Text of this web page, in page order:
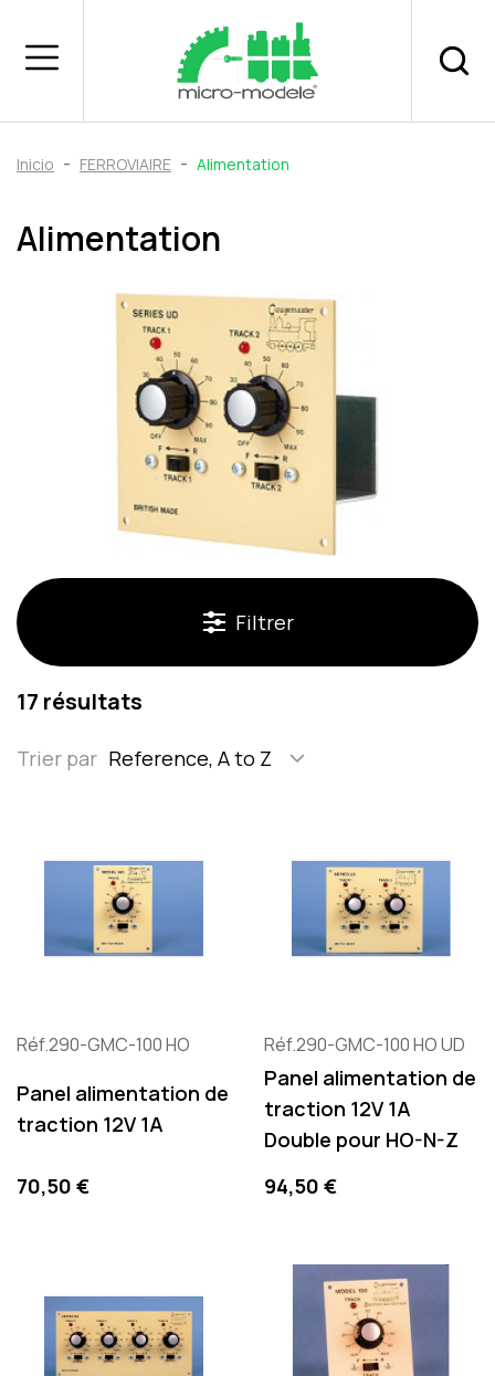
Inicio FERROVIAIRE Alimentation
Alimentation
Filtrer
17 résultats
Trier par Reference, A to Z
Réf.290-GMC-100 HO
Panel alimentation de
traction 12V 1A
Precio
70,50 €
Réf.290-GMC-100 HO UD
Panel alimentation de
traction 12V 1A
Double pour HO-N-Z
Precio
94,50 €